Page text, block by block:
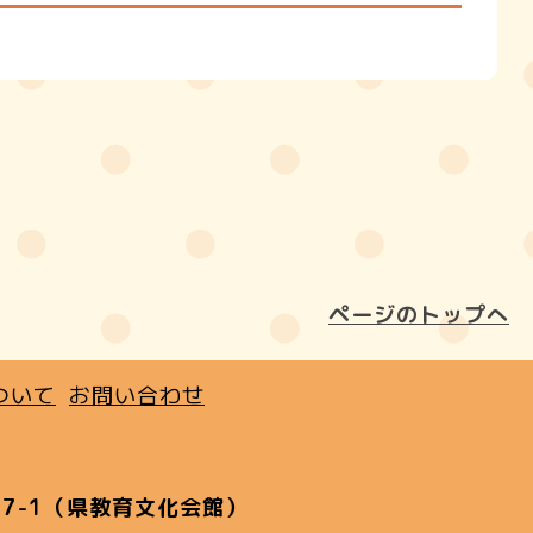
ページのトップへ
いて お問い合わせ
1（県教育文化会館）